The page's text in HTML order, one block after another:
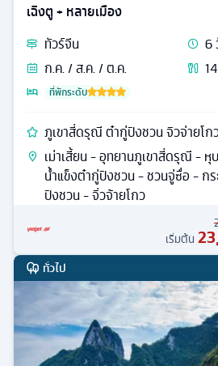
เฉิงตู + หลายเมือง
ทัวร์จีน 6
ก.ค. / ส.ค. / ต.ค.
14
ที่พักระดับ
ภูเขาสี่ดรุณี ต๋ากู่ปิงชวน จิวจ่ายโก
เม่าเสี้ยน - อุทยานภูเขาสี่ดรุณี - หุ
น้ำแข็งต๋ากู่ปิงชวน - ชวนจู่ซื่อ - กร
ปิงชวน - จิ่วจ้ายโกว
เริ่มต้น
ทั่วไป